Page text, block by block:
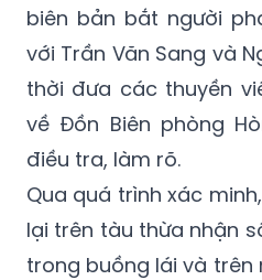
biên bản bắt người
với Trần Văn Sang và
thời đưa các thuyền
về Đồn Biên phòng
điều tra, làm rõ.
Qua quá trình xác
lại trên tàu thừa nhận
trong buồng lái và trên